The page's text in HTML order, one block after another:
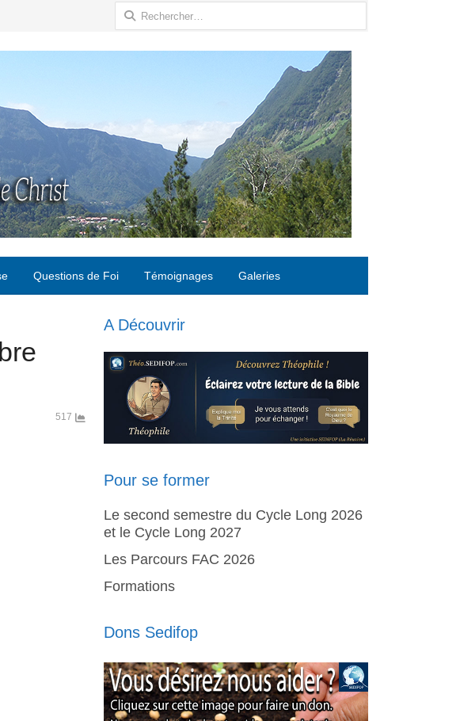
Rechercher :
Questions de Foi Témoignages Galeries
517
A Découvrir
Pour se former
Le second semestre du Cycle Long 2026
et le Cycle Long 2027
Les Parcours FAC 2026
Formations
Dons Sedifop